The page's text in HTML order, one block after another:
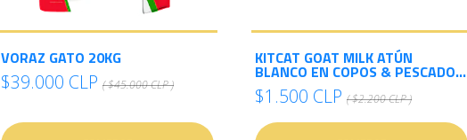
VORAZ GATO 20KG
$39.000 CLP ( $45.000 CLP )
KITCAT GOAT MILK ATÚN
BLANCO EN COPOS & PESCADO...
$1.500 CLP ( $2.200 CLP )